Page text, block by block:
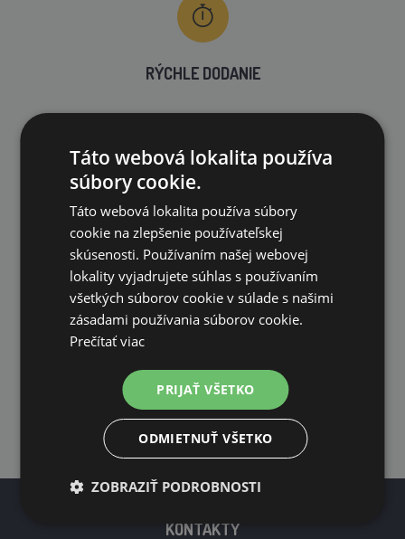
RÝCHLE DODANIE
RÝCHLA REKLAMÁCIA
VLASTNÝ VÝVOJ
´
vyvíjame vlastnú značku našich produktov
KONTAKTY
Táto webová lokalita používa
súbory cookie.
Táto webová lokalita používa súbory
cookie na zlepšenie používateľskej
skúsenosti. Používaním našej webovej
lokality vyjadrujete súhlas s používaním
všetkých súborov cookie v súlade s našimi
zásadami používania súborov cookie.
Prečítať viac
PRIJAŤ VŠETKO
ODMIETNUŤ VŠETKO
ZOBRAZIŤ PODROBNOSTI